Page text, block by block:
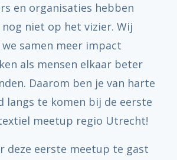
en organisaties hebben
nog niet op het vizier. Wij
samen meer impact
als mensen elkaar beter
Daarom ben je van harte
langs te komen bij de eerste
meetup regio Utrecht!
deze eerste meetup te gast